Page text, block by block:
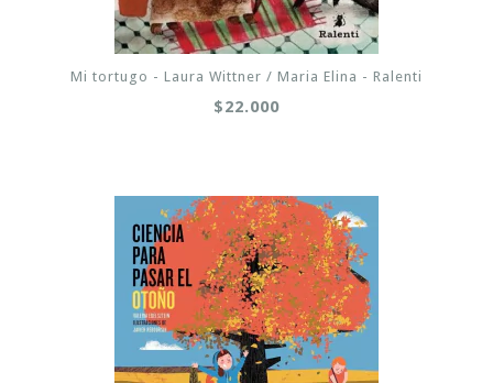
Mi tortugo - Laura Wittner / Maria Elina - Ralenti
$22.000